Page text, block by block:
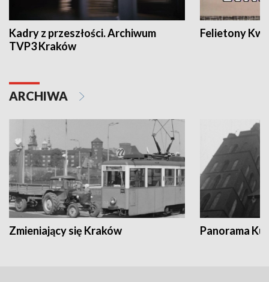
Kadry z przeszłości. Archiwum
TVP3 Kraków
Felietony
ARCHIWA
Zmieniający się Kraków Panorama